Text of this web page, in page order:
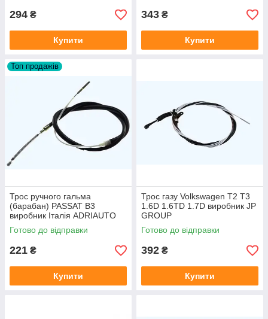
294 ₴
Купити
343 ₴
Купити
Топ продажів
Трос ручного гальма
(барабан) PASSAT B3
виробник Італія ADRIAUTO
Готово до відправки
221 ₴
Купити
Трос газу Volkswagen T2 T3
1.6D 1.6TD 1.7D виробник JP
GROUP
Готово до відправки
392 ₴
Купити